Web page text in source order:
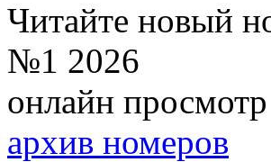
Читайте новый
№1 2026
онлайн просмотр
архив номеров